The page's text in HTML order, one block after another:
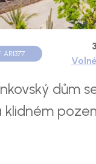
AR1377
dům
klidném